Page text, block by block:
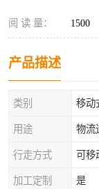
阅 读 量： 1500
产品描述
类别 移动
用途 物流
行走方式 可移
加工定制 是